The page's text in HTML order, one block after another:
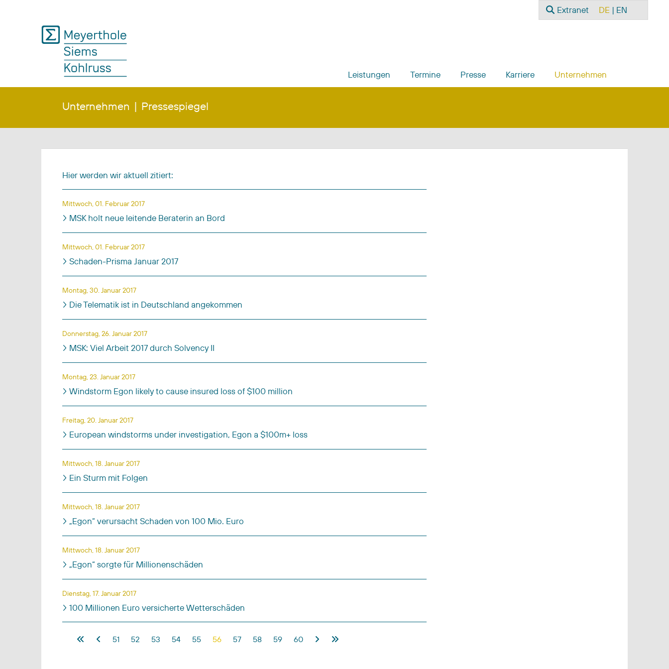
Suchen
Extranet Sprache auswählen
DE EN
Leistungen Termine Presse Karriere Unternehmen
Unternehmen Pressespiegel
Hier werden wir aktuell zitiert:
Mittwoch, 01. Februar 2017
MSK holt neue leitende Beraterin an Bord
Mittwoch, 01. Februar 2017
Schaden-Prisma Januar 2017
Montag, 30. Januar 2017
Die Telematik ist in Deutschland angekommen
Donnerstag, 26. Januar 2017
MSK: Viel Arbeit 2017 durch Solvency II
Montag, 23. Januar 2017
Windstorm Egon likely to cause insured loss of $100 million
Freitag, 20. Januar 2017
European windstorms under investigation, Egon a $100m+ loss
Mittwoch, 18. Januar 2017
Ein Sturm mit Folgen
Mittwoch, 18. Januar 2017
„Egon“ verursacht Schaden von 100 Mio. Euro
Mittwoch, 18. Januar 2017
„Egon“ sorgte für Millionenschäden
Dienstag, 17. Januar 2017
100 Millionen Euro versicherte Wetterschäden
51 52 53 54 55 56 57 58 59 60